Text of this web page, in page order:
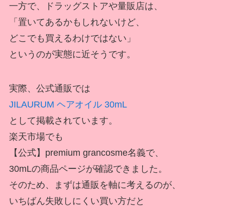
一方で、ドラッグストアや量販店は、
「置いてあるかもしれないけど、
どこでも買えるわけではない」
というのが実態に近そうです。
実際、公式通販では
JILAURUM ヘアオイル 30mL
として掲載されています。
楽天市場でも
【公式】premium grancosme名義で、
30mLの商品ページが確認できました。
そのため、まずは通販を軸に考えるのが、
いちばん失敗しにくい買い方だと